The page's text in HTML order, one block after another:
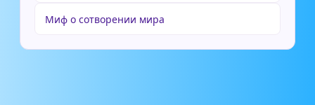
Миф о сотворении мира